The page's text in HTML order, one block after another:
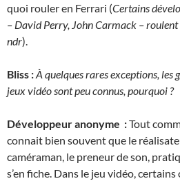
quoi rouler en Ferrari (Certains
– David Perry, John Carmack –
ndr).
Bliss :À quelques rares exceptions, les
jeux vidéo sont peu connus, pourquoi ?
Développeur anonyme :Tout
connait bien souvent que le
caméraman, le preneur de son,
s’en fiche. Dans le jeu vidéo,